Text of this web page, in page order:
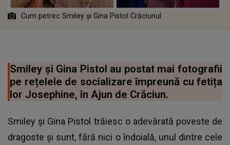
Cum petrec Smiley și Gina Pistol Crăciunul
Smiley și Gina Pistol au postat mai fotografii
pe rețelele de socializare împreună cu fetița
lor Josephine, în Ajun de Crăciun.
Smiley și Gina Pistol trăiesc o adevărată poveste de
dragoste și sunt, fără nici o îndoială, unul dintre cele